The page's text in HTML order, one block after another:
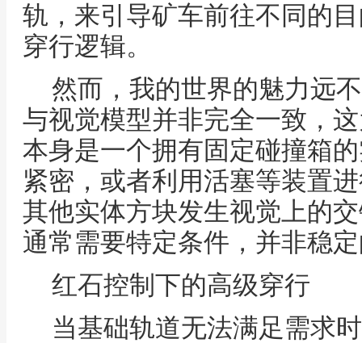
轨，来引导矿车前往不同的
穿行逻辑。
然而，我的世界的魅力远
与视觉模型并非完全一致，
本身是一个拥有固定碰撞箱
紧密，或者利用活塞等装置
其他实体方块发生视觉上的
通常需要特定条件，并非稳
红石控制下的高级穿行
当基础轨道无法满足需求